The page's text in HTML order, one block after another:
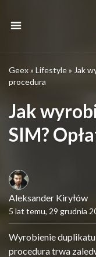
Geex» Lifestyle» Jak
procedura
Jak
SIM?
Aleksander Kiryłów
5 lat temu, 29 grudnia
Wyrobienie duplikatu
procedura trwa